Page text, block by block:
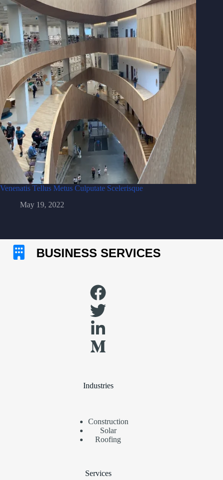
Venenatis Tellus Metus Culputate Scelerisque
May 19, 2022
Industries
Construction
Solar
Roofing
Services